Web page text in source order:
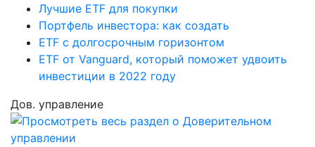
Лучшие ETF для покупки
Портфель инвестора: как создать
ETF с долгосрочным горизонтом
ETF от Vanguard, который поможет удвоить
инвестиции в 2022 году
Дов. управление